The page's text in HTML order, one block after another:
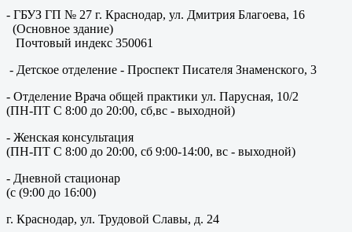
- ГБУЗ ГП № 27 г. Краснодар, ул. Дмитрия Благоева, 16
(Основное здание)
Почтовый индекс 350061
- Детское отделение - Проспект Писателя Знаменского, 3
- Отделение Врача общей практики ул. Парусная, 10/2
(ПН-ПТ С 8:00 до 20:00, сб,вс - выходной)
- Женская консультация
(ПН-ПТ С 8:00 до 20:00, сб 9:00-14:00, вс - выходной)
- Дневной стационар
(с (9:00 до 16:00)
г. Краснодар, ул. Трудовой Славы, д. 24